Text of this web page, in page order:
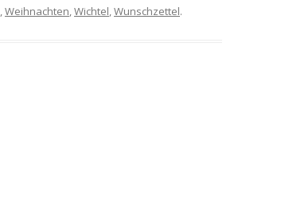
,Weihnachten,Wichtel,Wunschzettel.